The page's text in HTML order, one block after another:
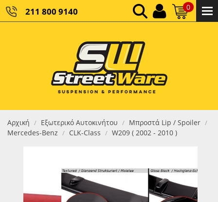
211 800 9140 0
ΚΑΘΑΡΌ ΣΎΝΟΛΟ:
ΤΕΛΙΚΌ ΣΎΝΟΛΟ:0,00 €
Αρχική / Εξωτερικό Αυτοκινήτου / Μπροστά Lip / Spoiler /
Mercedes-Benz / CLK-Class / W209 ( 2002 - 2010 )